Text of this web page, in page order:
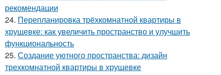
рекомендации
24. Перепланировка трёхкомнатной квартиры в
хрущевке: как увеличить пространство и улучшить
функциональность
25. Создание уютного пространства: дизайн
трехкомнатной квартиры в хрущевке